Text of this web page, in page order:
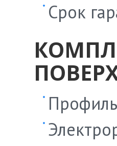
Срок